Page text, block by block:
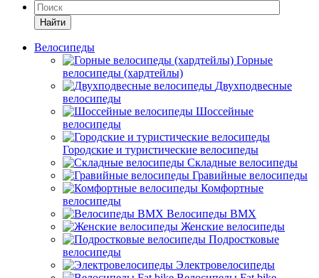
Найти
Велосипеды
Горные
велосипеды (хардтейлы)
Двухподвесные
велосипеды
Шоссейные
велосипеды
Городские и туристические велосипеды
Складные велосипеды
Гравийные велосипеды
Комфортные
велосипеды
Велосипеды BMX
Женские велосипеды
Подростковые
велосипеды
Электровелосипеды